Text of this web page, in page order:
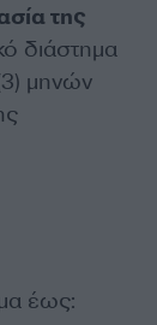
της
διάστημα
μηνών
έως: